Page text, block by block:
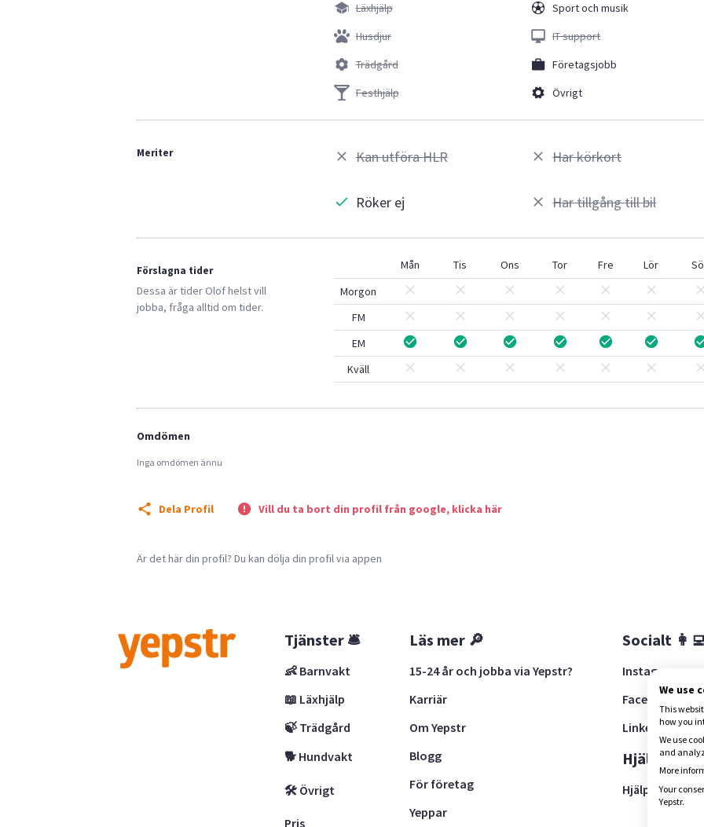
Läxhjälp
Husdjur
Trädgård
Festhjälp
Sport och musik
IT support
Företagsjobb
Övrigt
Meriter Kan utföra HLR
Röker ej
Har körkort
Har tillgång till bil
Förslagna tider
Dessa är tider Olofhelst vill
jobba, fråga alltid om tider.
Mån Tis Ons Tor Fre Lör
Morgon
FM
EM
Kväll
Omdömen
Inga omdömen ännu
Dela Profil Vill du ta bort din profil från google, klicka här
Är det här din profil? Du kan dölja din profil via appen
Tjänster 🛎
👶 Barnvakt
📖 Läxhjälp
🍃 Trädgård
🐕 Hundvakt
🛠 Övrigt
Pris
Läs mer 🔎
15-24 år och jobba via Yepstr?
Karriär
Om Yepstr
Blogg
För företag
Yeppar
Socialt
Instagram
Facebook
LinkedIn
Hjälp 🚨
Hjälpcenter
We use
This
how you
We use
and
More
Your
Yepstr.